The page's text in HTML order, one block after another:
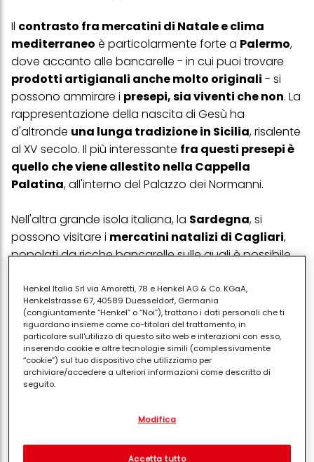
Il contrasto fra mercatini di Natale e clima
mediterraneo è particolarmente forte a Palermo,
dove accanto alle bancarelle - in cui puoi trovare
prodotti artigianali anche molto originali - si
possono ammirare i presepi, sia viventi che non. La
rappresentazione della nascita di Gesù ha
d'altronde una lunga tradizione in Sicilia, risalente
al XV secolo. Il più interessante fra questi presepi è
quello che viene allestito nella Cappella
Palatina, all'interno del Palazzo dei Normanni.
Nell'altra grande isola italiana, la Sardegna, si
possono visitare i mercatini natalizi di Cagliari,
popolati da ricche bancarelle sulle quali è possibile
insieme a tessuti, ceramichee saporiti prodotti
alimentari locali. Spostandosi inPuglia, e
precisamente aBari, il luogo di ritrovo deiMercatini
è piazza Mercantile. Nel capoluogo pugliese puoi
anche visitare ilVillaggio di Babbo Natale
allestito in piazza dell'Economia -con bancarelle in
Non sono da meno, sempre in Puglia, imercatini di
Henkel Italia Srl via Amoretti, 78 e Henkel AG & Co. KGaA,
Henkelstrasse 67, 40589 Duesseldorf, Germania
(congiuntamente “Henkel” o “Noi”), trattano i dati personali che ti
riguardano insieme come co-titolari del trattamento, in
particolare sull'utilizzo di questo sito web e interazioni con esso,
inserendo cookie e altre tecnologie simili (complessivamente
“cookie”) sul tuo dispositivo che utilizziamo per
archiviare/accedere a ulteriori informazioni come descritto di
seguito.
separati o co-titolari come indicato nella nostra Informativa sulla
pixel, impronte digitali e tecnologie simili" utilizzeremo anche
cookie ed elaboreremo i dati relativi a te per
Modifica
Accetta tutto